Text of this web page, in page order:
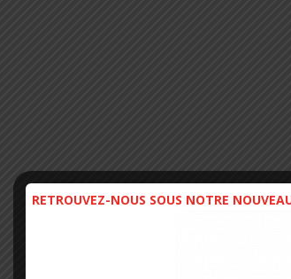
RETROUVEZ-NOUS SOUS NOTRE